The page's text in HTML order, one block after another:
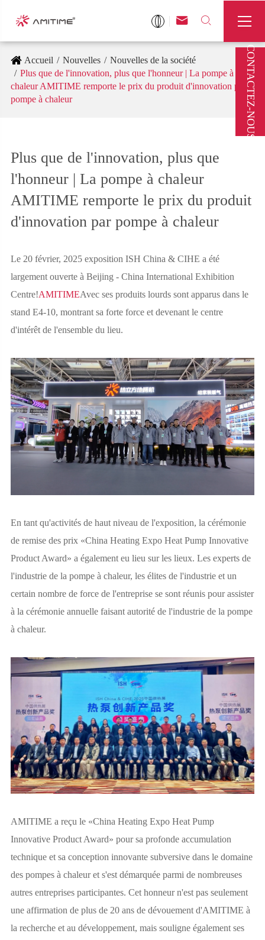
 

Accueil Nouvelles
Nouvelles de la société
Plus que de l'innovation, plus que l'honneur | La pompe à
chaleur AMITIME remporte le prix du produit d'innovation par
pompe à chaleur
Plus que de l'innovation, plus que
l'honneur | La pompe à chaleur
AMITIME remporte le prix du produit
d'innovation par pompe à chaleur
Le 20 février, 2025 exposition ISH China & CIHE a été
largement ouverte à Beijing - China International Exhibition
Centre!AMITIMEAvec ses produits lourds sont apparus dans le
stand E4-10, montrant sa forte force et devenant le centre
d'intérêt de l'ensemble du lieu.
En tant qu'activités de haut niveau de l'exposition, la cérémonie
de remise des prix «China Heating Expo Heat Pump Innovative
Product Award» a également eu lieu sur les lieux. Les experts de
l'industrie de la pompe à chaleur, les élites de l'industrie et un
certain nombre de force de l'entreprise se sont réunis pour assister
à la cérémonie annuelle faisant autorité de l'industrie de la pompe
à chaleur.
AMITIME a reçu le «China Heating Expo Heat Pump
Innovative Product Award» pour sa profonde accumulation
technique et sa conception innovante subversive dans le domaine
des pompes à chaleur et s'est démarquée parmi de nombreuses
autres entreprises participantes. Cet honneur n'est pas seulement
une affirmation de plus de 20 ans de dévouement d'AMITIME à
la recherche et au développement, mais souligne également ses
CONTACTEZ-NOUS